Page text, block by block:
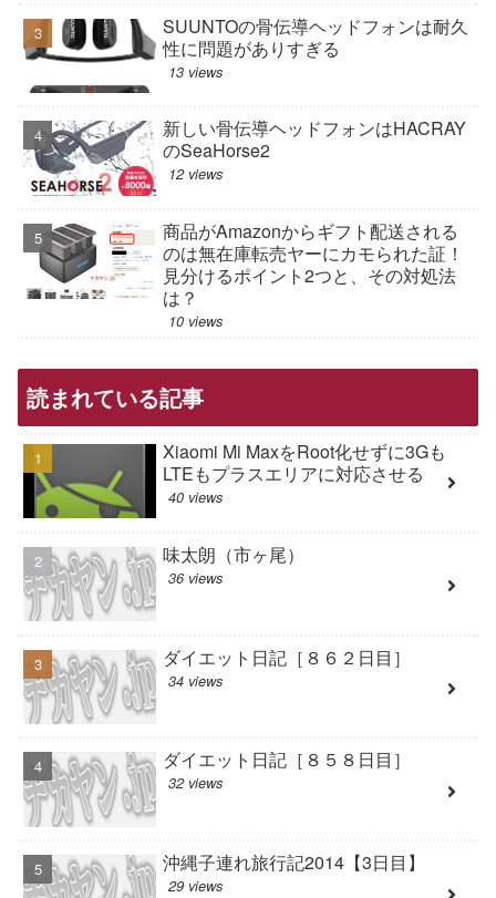
SUUNTOの骨伝導ヘッドフォンは耐久
性に問題がありすぎる
13 views
新しい骨伝導ヘッドフォンはHACRAY
のSeaHorse2
12 views
商品がAmazonからギフト配送される
のは無在庫転売ヤーにカモられた証！
見分けるポイント2つと、その対処法
は？
10 views
読まれている記事
Xiaomi Mi MaxをRoot化せずに3Gも
LTEもプラスエリアに対応させる
40 views
味太朗（市ヶ尾）
36 views
ダイエット日記［８６２日目］
34 views
ダイエット日記［８５８日目］
32 views
沖縄子連れ旅行記2014【3日目】
29 views